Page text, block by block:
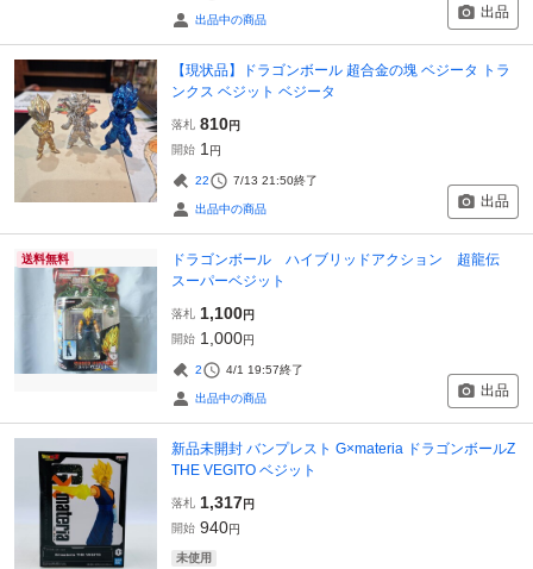
出品中の商品 出品
【現状品】ドラゴンボール 超合金の塊 ベジータ トラ
ンクス ベジット ベジータ
落札 810円
開始 1 円
22 7/13 21:50終了
出品中の商品 出品
送料無料
ドラゴンボール ハイブリッドアクション 超龍伝
スーパーベジット
落札 1,100円
開始 1,000円
2 4/1 19:57終了
出品中の商品 出品
新品未開封 バンプレスト G×materia ドラゴンボールZ
THE VEGITO ベジット
落札 1,317円
開始 940円
未使用